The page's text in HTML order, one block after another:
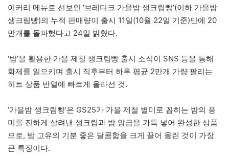
이커리 메뉴로 선보인 ‘브레디크 가을밤 생크림빵’(이하 가을밤
생크림빵)의 누적 판매량이 출시 11일(10월 22일 기준)만에 20
만개를 돌파했다고 24일 밝혔다.
‘밤’을 활용한 가을 제철 생크림빵 출시 소식이 SNS 등을 통해
화제를 일으키며 출시 직후부터 하루 평균 2만개 가량 팔리는
히트 상품 반열에 빠르게 올라선 것.
‘가을밤 생크림빵’은 GS25가 가을 제철 별미로 꼽히는 밤의 풍
미를 진하게 살려낸 생크림과 밤 앙금을 가득 넣어 완성한 상품
으로, 밤 고유의 기분 좋은 달콤함을 크게 끌어 올린 것이 가장
큰 특징이다.